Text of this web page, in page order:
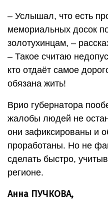
– Услышал, что есть
мемориальных досок
золотухинцам, –
– Такое считаю
кто отдаёт самое
обязана жить!
Врио губернатора
жалобы людей не
они зафиксированы и
проработаны. Но не
сделать быстро,
регионе.
Анна ПУЧКОВА,